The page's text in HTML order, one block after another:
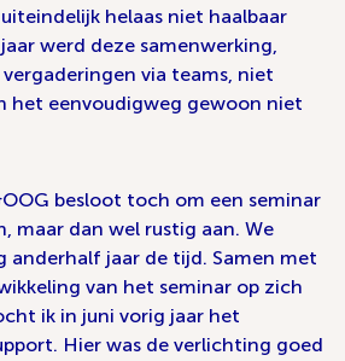
helaas niet haalbaar
werd deze samenwerking,
via teams, niet
het eenvoudigweg gewoon niet
besloot toch om een seminar
maar dan wel rustig aan. We
anderhalf jaar de tijd. Samen met
van het seminar op zich
ik in juni vorig jaar het
Hier was de verlichting goed